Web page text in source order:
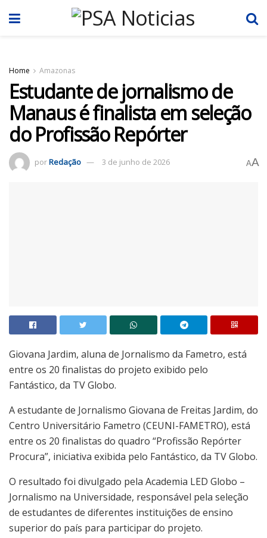
Home Amazonas
Estudante de jornalismo de
Manaus é finalista em seleção
do Profissão Repórter
porRedação 3 de junho de 2026 AA
Giovana Jardim, aluna de Jornalismo da Fametro, está
entre os 20 finalistas do projeto exibido pelo
Fantástico, da TV Globo.
A estudante de Jornalismo Giovana de Freitas Jardim, do
Centro Universitário Fametro (CEUNI-FAMETRO), está
entre os 20 finalistas do quadro “Profissão Repórter
Procura”, iniciativa exibida pelo Fantástico, da TV Globo.
O resultado foi divulgado pela Academia LED Globo –
Jornalismo na Universidade, responsável pela seleção
de estudantes de diferentes instituições de ensino
superior do país para participar do projeto.